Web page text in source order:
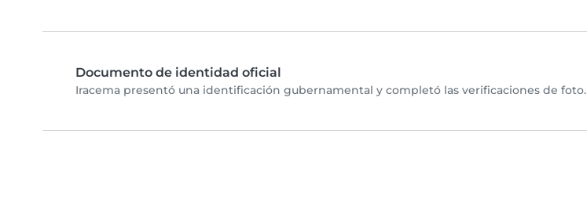
Documento de identidad oficial
Iracema presentó una identificación gubernamental y completó las verificaciones de foto.